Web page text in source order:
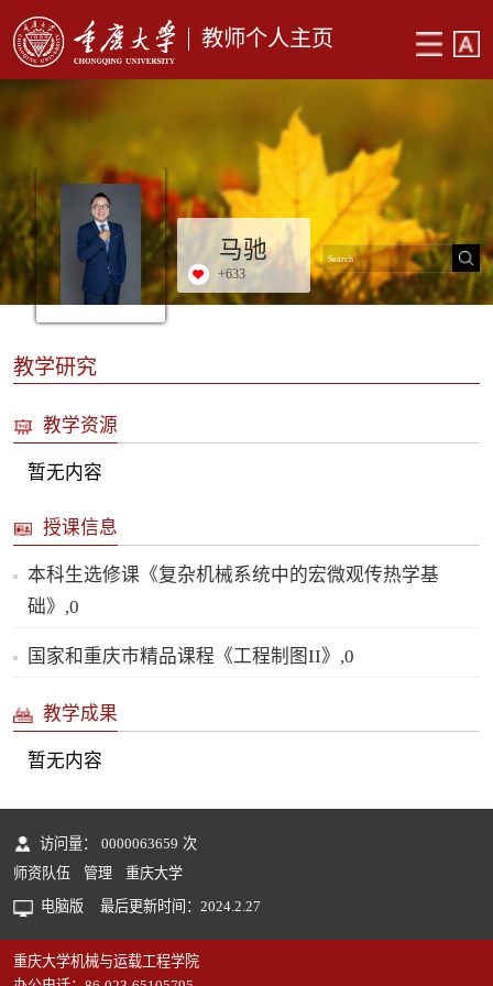
教师个人主页
马驰
+633
教学研究
教学资源
暂无内容
授课信息
本科生选修课《复杂机械系统中的宏微观传热学基
础》,0
国家和重庆市精品课程《工程制图II》,0
教学成果
暂无内容
访问量： 0000063659 次
师资队伍
管理
重庆大学
电脑版
最后更新时间： 2024. 2 27
重庆大学机械与运载工程学院